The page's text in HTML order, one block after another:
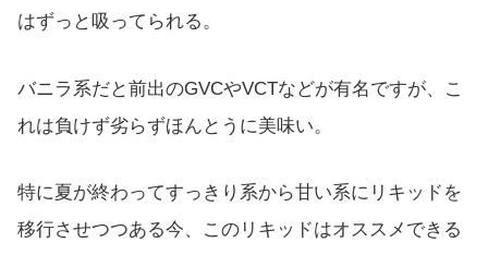
はずっと吸ってられる。
バニラ系だと前出のGVCやVCTなどが有名ですが、こ
れは負けず劣らずほんとうに美味い。
特に夏が終わってすっきり系から甘い系にリキッドを
移行させつつある今、このリキッドはオススメできる